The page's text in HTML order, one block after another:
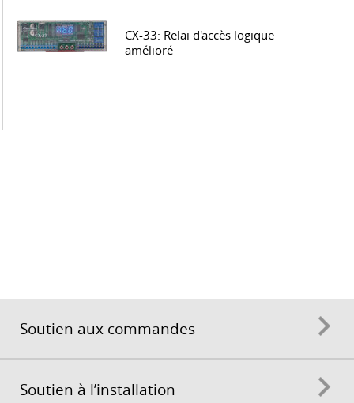
CX-33: Relai d'accès logique
amélioré
Soutien aux commandes
Soutien à l’installation